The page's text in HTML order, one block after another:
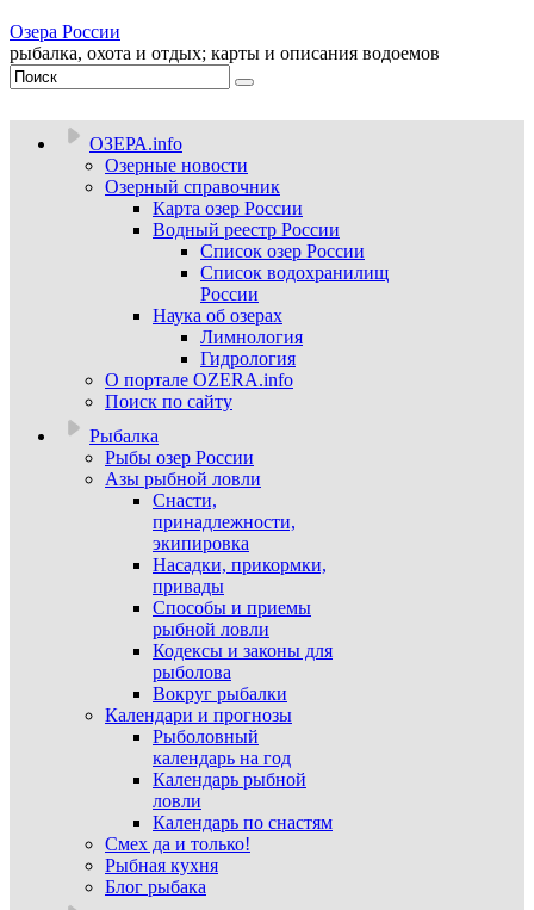
Озера России
рыбалка, охота и отдых; карты и описания водоемов
ОЗЕРА.info
Озерные новости
Озерный справочник
Карта озер России
Водный реестр России
Список озер России
Список водохранилищ
России
Наука об озерах
Лимнология
Гидрология
О портале OZERA.info
Поиск по сайту
Рыбалка
Рыбы озер России
Азы рыбной ловли
Снасти,
принадлежности,
экипировка
Насадки, прикормки,
привады
Способы и приемы
рыбной ловли
Кодексы и законы для
рыболова
Вокруг рыбалки
Календари и прогнозы
Рыболовный
календарь на год
Календарь рыбной
ловли
Календарь по снастям
Смех да и только!
Рыбная кухня
Блог рыбака